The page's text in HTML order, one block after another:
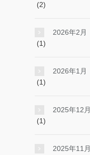
(2)
2026年2月
(1)
2026年1月
(1)
2025年12月
(1)
2025年11月